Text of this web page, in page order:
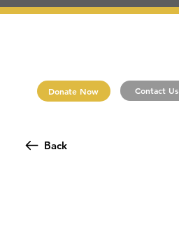
Donate Now Contact Us
Back